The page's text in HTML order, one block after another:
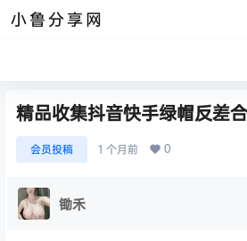
小鲁分享网
精品收集抖音快手绿帽反差
会员投稿 1 个月前 0
锄禾